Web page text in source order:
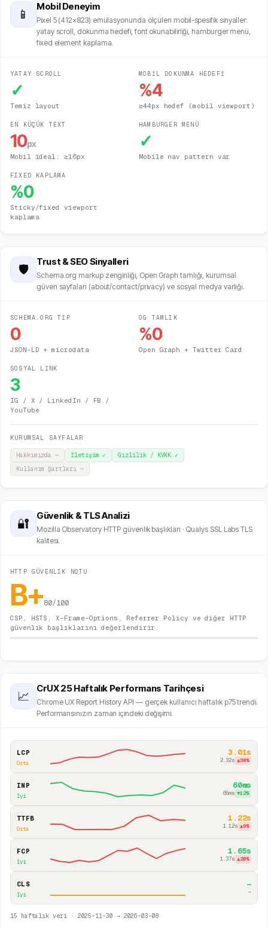
📱
Mobil Deneyim
Pixel 5 (412×823) emülasyonunda ölçülen mobil-spesifik sinyaller:
yatay scroll, dokunma hedefi, font okunabilirliği, hamburger menü,
fixed element kaplama.
YATAY SCROLL
✓
Temiz layout
MOBİL DOKUNMA HEDEFİ
%4
≥44px hedef (mobil viewport)
EN KÜÇÜK TEXT
10px
Mobil ideal: ≥16px
HAMBURGER MENÜ
✓
Mobile nav pattern var
FIXED KAPLAMA
%0
Sticky/fixed viewport
kaplama
🛡️
Trust & SEO Sinyalleri
Schema.org markup zenginliği, Open Graph tamlığı, kurumsal
güven sayfaları (about/contact/privacy) ve sosyal medya varlığı.
SCHEMA.ORG TİP
0
JSON-LD + microdata
OG TAMLIK
%0
Open Graph + Twitter Card
SOSYAL LİNK
3
IG / X / LinkedIn / FB /
YouTube
KURUMSAL SAYFALAR
Hakkımızda — İletişim ✓ Gizlilik / KVKK ✓
Kullanım Şartları —
🔐
Güvenlik & TLS Analizi
Mozilla Observatory HTTP güvenlik başlıkları · Qualys SSL Labs TLS
kalitesi.
HTTP GÜVENLIK NOTU
B+80/100
CSP, HSTS, X-Frame-Options, Referrer Policy ve diğer HTTP
güvenlik başlıklarını değerlendirir.
📈
CrUX 25 Haftalık Performans Tarihçesi
Chrome UX Report History API — gerçek kullanıcı haftalık p75 trendi.
Performansınızın zaman içindeki değişimi.
LCP
Orta
3.01s
2.32s ▲30%
INP
İyi
60ms
68ms ▼12%
TTFB
Orta
1.22s
1.12s ▲9%
FCP
İyi
1.65s
1.37s ▲20%
CLS
İyi
—
—
15 haftalık veri · 2025-11-30 → 2026-03-08